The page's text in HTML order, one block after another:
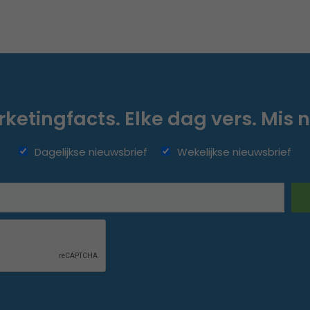
Elke dag vers. Mis
Dagelijkse nieuwsbrief Wekelijkse nieuwsbrief